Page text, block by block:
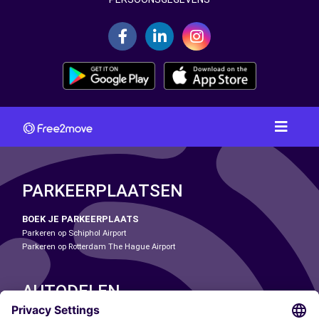
PARKEERPLAATSEN
BOEK JE PARKEERPLAATS
Parkeren op Schiphol Airport
Parkeren op Rotterdam The Hague Airport
AUTODELEN
ONZE STEDEN